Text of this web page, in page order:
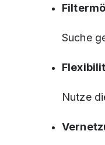
Suche
Nutze